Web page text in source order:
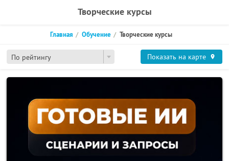
Творческие курсы
По рейтингу
Главная Обучение Творческие курсы
Показать на карте